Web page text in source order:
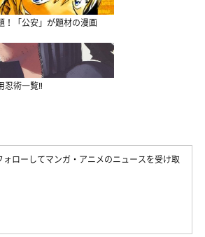
！「公安」が題材の漫画
忍術一覧‼
ォローしてマンガ・アニメのニュースを受け取